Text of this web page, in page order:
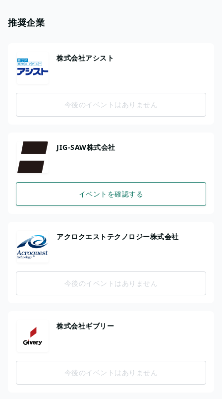
推奨企業
株式会社アシスト
今後のイベントはありません
JIG-SAW株式会社
イベントを確認する
アクロクエストテクノロジー株式会社
今後のイベントはありません
株式会社ギブリー
今後のイベントはありません